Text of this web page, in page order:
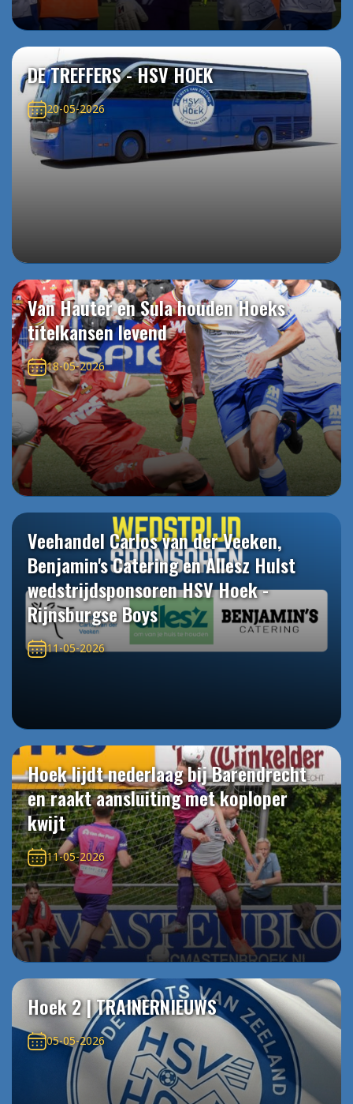
DE TREFFERS - HSV HOEK
20-05-2026
Van Hauter en Sula houden Hoeks
titelkansen levend
18-05-2026
Veehandel Carlos van der Veeken,
Benjamin's Catering en Allesz Hulst
wedstrijdsponsoren HSV Hoek -
Rijnsburgse Boys
11-05-2026
Hoek lijdt nederlaag bij Barendrecht
en raakt aansluiting met koploper
kwijt
11-05-2026
Hoek 2 | TRAINERNIEUWS
05-05-2026